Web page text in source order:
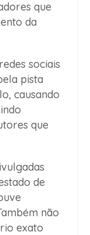
que
da
sociais
pista
causando
que
de
não
exato